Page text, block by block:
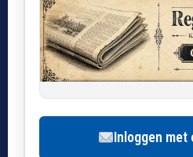
Inloggen met